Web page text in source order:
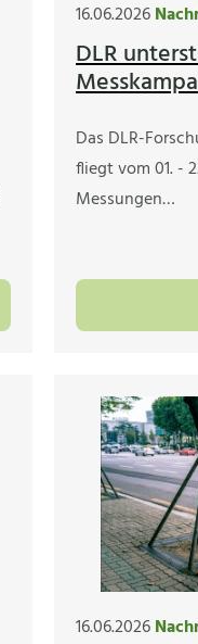
16.06.2026
DLR
Das DLR-
fliegt vom 01. -
Messungen…
16.06.2026